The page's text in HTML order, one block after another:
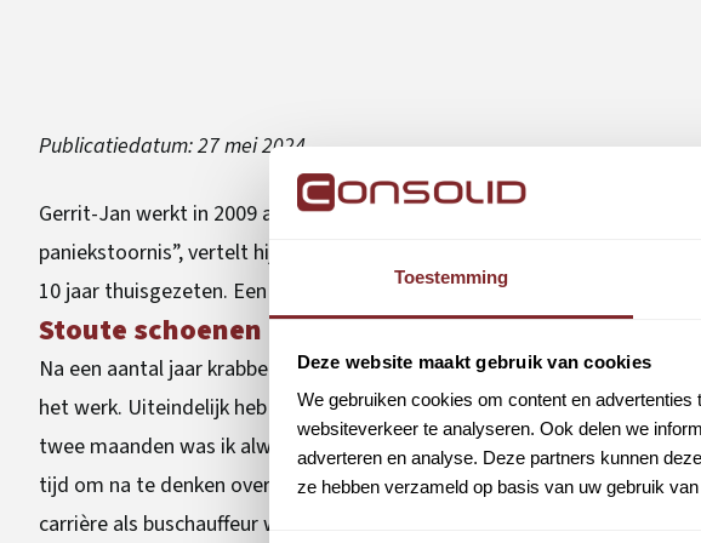
Toestemming
Deze website maakt gebruik van cookies
We gebruiken cookies om content en
websiteverkeer te analyseren. Ook delen we
adverteren en analyse. Deze partners kunnen
ze hebben verzameld op basis van uw gebruik
Publicatiedatum:27 mei 2024
Gerrit-Jan werkt in 2009 al met veel plezier als buschauffeur. Helaas
paniekstoornis”, vertelt hij. “Het werd zo erg dat ik op een gegeven
10 jaar thuisgezeten. Een ongelooflijk lange tijd.”
Stoute schoenen aan
Na een aantal jaar krabbelt hij gelukkig weer op uit een diep dal. Gerrit-
het werk. Uiteindelijk heb ik de stoute schoenen aangetrokken en
twee maanden was ik alweer fulltime aan het werk en dat bleef goed
tijd om na te denken over mijn toekomst. Wat wil ik de komende jaren
carrière als buschauffeur weer wilde oppakken. Ik had natuurlijk al mijn